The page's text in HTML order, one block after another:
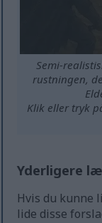
Semi-
rustningen,
Klik eller tryk
Yderligere
Hvis du kunne
lide disse